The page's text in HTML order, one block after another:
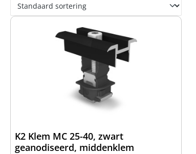
K2 Klem MC 25-40, zwart
geanodiseerd, middenklem